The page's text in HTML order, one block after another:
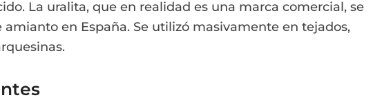
La uralita, que en realidad es una marca comercial, se
en España. Se utilizó masivamente en tejados,